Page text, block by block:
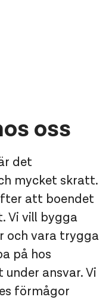
oss
det
mycket skratt.
att boendet
Vi vill bygga
och vara trygga
på hos
ansvar. Vi
förmågor